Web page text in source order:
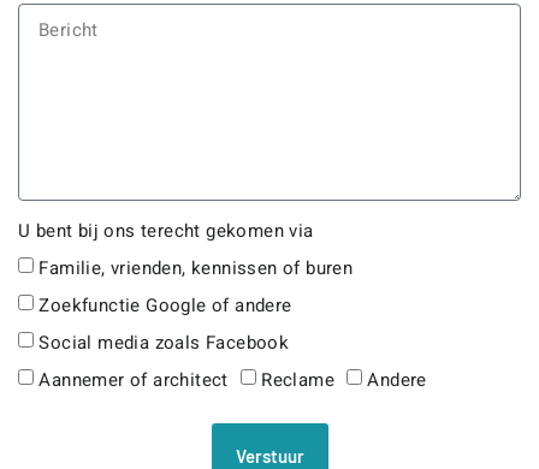
U bent bij ons terecht gekomen via
Familie, vrienden, kennissen of buren
Zoekfunctie Google of andere
Social media zoals Facebook
Aannemer of architect
Reclame Andere
Verstuur